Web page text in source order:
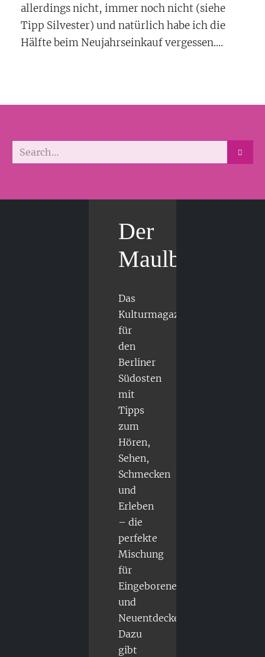
allerdings nicht, immer noch nicht (siehe
Tipp Silvester) und natürlich habe ich die
Hälfte beim Neujahrseinkauf vergessen....
Der
Maulbär
Das
Kulturmagazin
für
den
Berliner
Südosten
mit
Tipps
zum
Hören,
Sehen,
Schmecken
und
Erleben
– die
perfekte
Mischung
für
Eingeborene
und
Neuentdecker.
Dazu
gibt